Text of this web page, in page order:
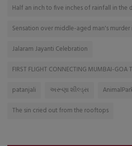
Half an inch to five inches of rainfall in the
Sensation over middle-aged man's murder
Jalaram Jayanti Celebration
FIRST FLIGHT CONNECTING MUMBAI-GOA
patanjali
અરૂણા શીલ્ડ્સ
The sin cried out from the rooftops